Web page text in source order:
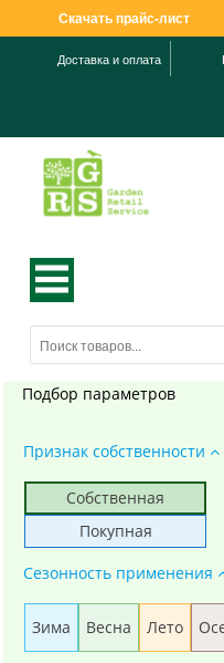
Скачать прайс-лист
Доставка и оплата
Подбор параметров
Сезонность применения
Зима Весна Лето
Признак собственности
Собственная
Покупная